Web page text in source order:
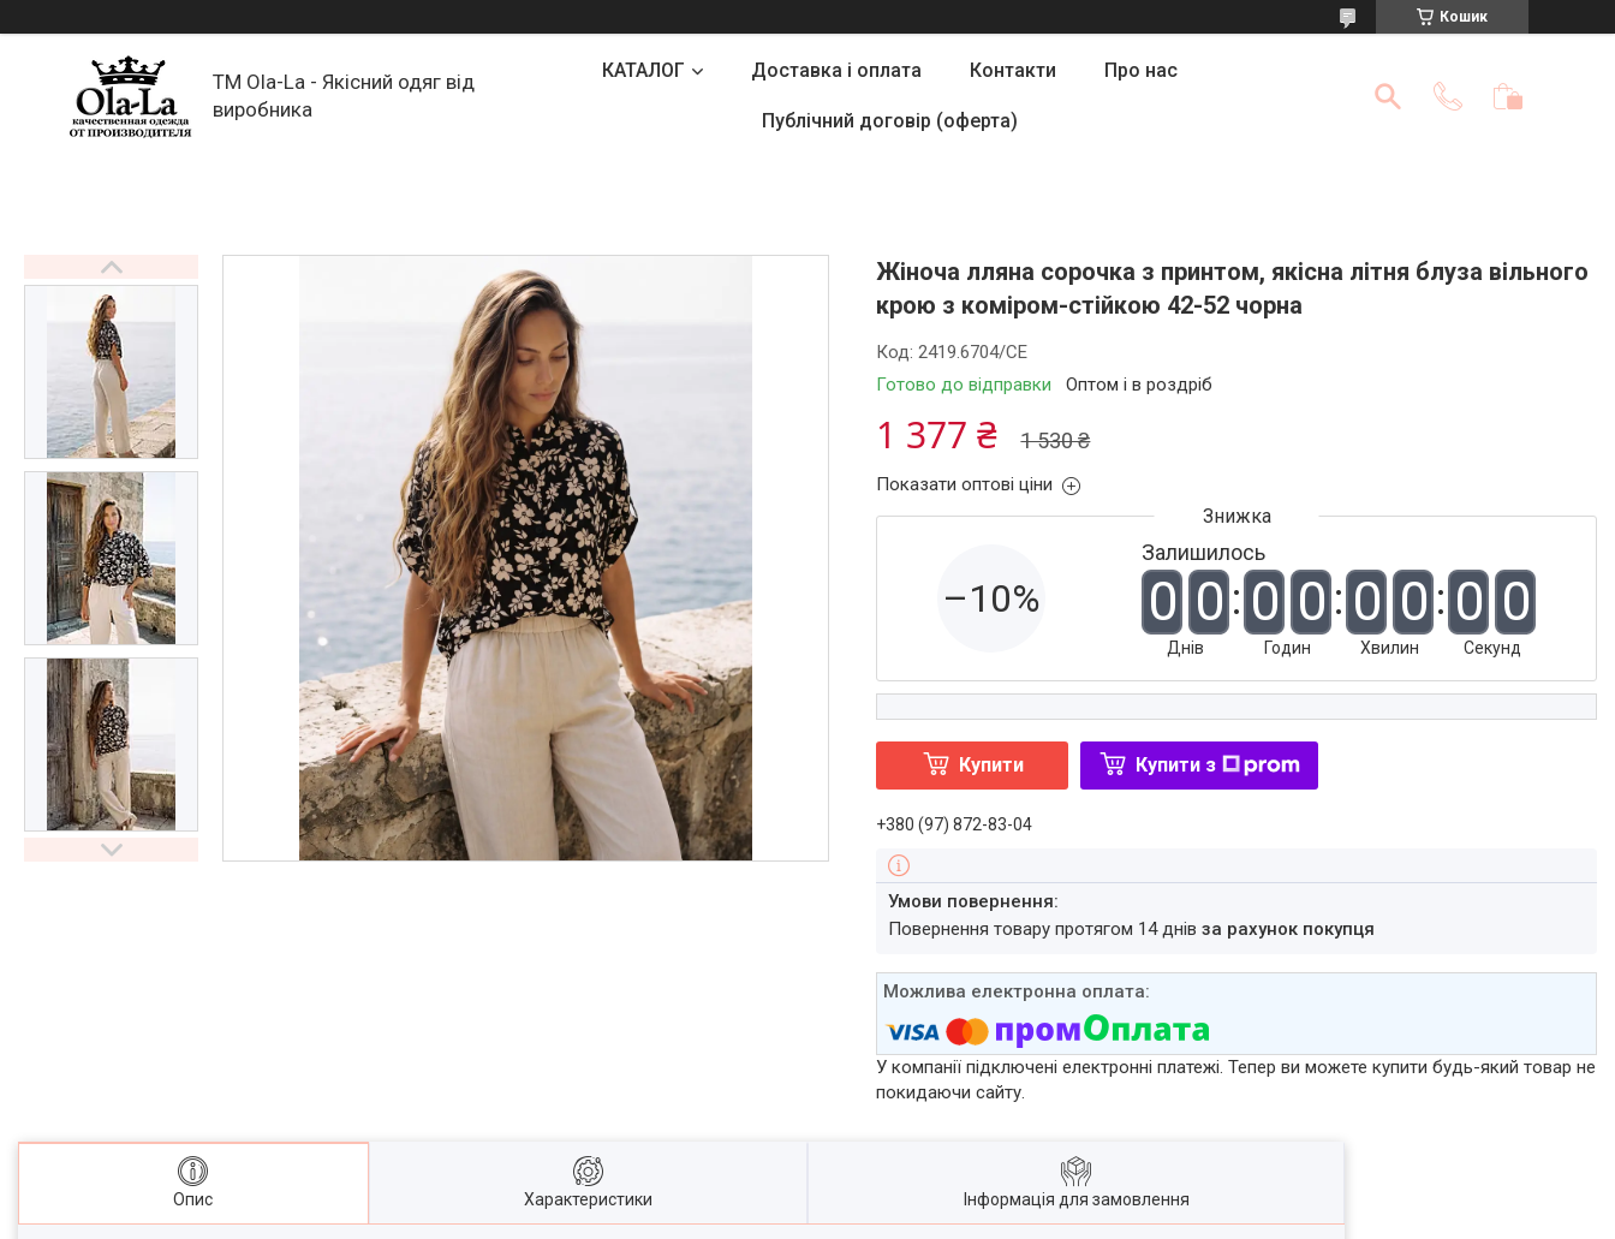
Кошик
TM Ola-La - Якісний одяг від
виробника
КАТАЛОГ Доставка і оплата Контакти Про нас
Публічний договір (оферта)
Жіноча лляна сорочка з принтом, якісна літня блуза вільного
крою з коміром-стійкою 42-52 чорна
Готово до відправки Оптом і в роздріб
Код:2419.6704/СЕ
1 530 ₴
1 377 ₴
Показати оптові ціни
–10%
Залишилось
0 0
Днів
0 0
Годин
0 0
Хвилин
0 0
Секунд
Купити Купити з
+380 (97) 872-83-04
повернення товару протягом 14 днівза рахунок покупця
У компанії підключені електронні платежі. Тепер ви можете купити будь-який товар не
покидаючи сайту.
Опис Характеристики Інформація для замовлення